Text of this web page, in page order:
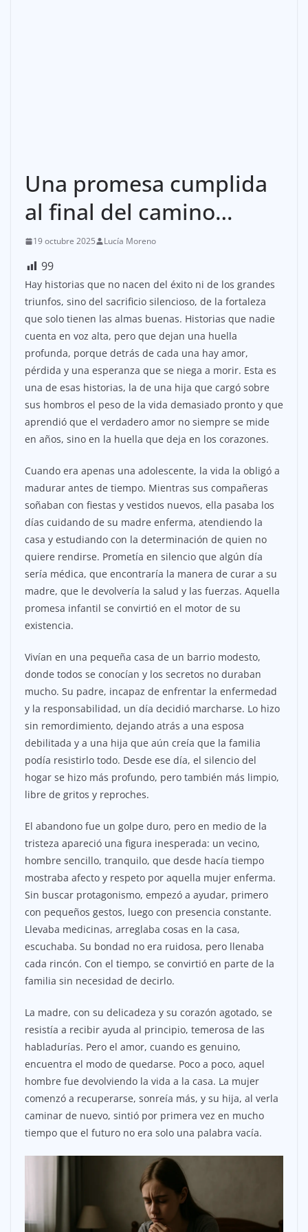
Una promesa cumplida
al final del camino…
19 octubre 2025 Lucía Moreno
99
Hay historias que no nacen del éxito ni de los grandes
triunfos, sino del sacrificio silencioso, de la fortaleza
que solo tienen las almas buenas. Historias que nadie
cuenta en voz alta, pero que dejan una huella
profunda, porque detrás de cada una hay amor,
pérdida y una esperanza que se niega a morir. Esta es
una de esas historias, la de una hija que cargó sobre
sus hombros el peso de la vida demasiado pronto y que
aprendió que el verdadero amor no siempre se mide
en años, sino en la huella que deja en los corazones.
Cuando era apenas una adolescente, la vida la obligó a
madurar antes de tiempo. Mientras sus compañeras
soñaban con fiestas y vestidos nuevos, ella pasaba los
días cuidando de su madre enferma, atendiendo la
casa y estudiando con la determinación de quien no
quiere rendirse. Prometía en silencio que algún día
sería médica, que encontraría la manera de curar a su
madre, que le devolvería la salud y las fuerzas. Aquella
promesa infantil se convirtió en el motor de su
existencia.
Vivían en una pequeña casa de un barrio modesto,
donde todos se conocían y los secretos no duraban
mucho. Su padre, incapaz de enfrentar la enfermedad
y la responsabilidad, un día decidió marcharse. Lo hizo
sin remordimiento, dejando atrás a una esposa
debilitada y a una hija que aún creía que la familia
podía resistirlo todo. Desde ese día, el silencio del
hogar se hizo más profundo, pero también más limpio,
libre de gritos y reproches.
El abandono fue un golpe duro, pero en medio de la
tristeza apareció una figura inesperada: un vecino,
hombre sencillo, tranquilo, que desde hacía tiempo
mostraba afecto y respeto por aquella mujer enferma.
Sin buscar protagonismo, empezó a ayudar, primero
con pequeños gestos, luego con presencia constante.
Llevaba medicinas, arreglaba cosas en la casa,
escuchaba. Su bondad no era ruidosa, pero llenaba
cada rincón. Con el tiempo, se convirtió en parte de la
familia sin necesidad de decirlo.
La madre, con su delicadeza y su corazón agotado, se
resistía a recibir ayuda al principio, temerosa de las
habladurías. Pero el amor, cuando es genuino,
encuentra el modo de quedarse. Poco a poco, aquel
hombre fue devolviendo la vida a la casa. La mujer
comenzó a recuperarse, sonreía más, y su hija, al verla
caminar de nuevo, sintió por primera vez en mucho
tiempo que el futuro no era solo una palabra vacía.